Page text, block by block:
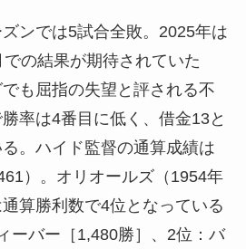
ンでは5試合全敗。2025年は
の結果が期待されていた
も屈指の失望と評される不
率は4番目に低く、借金13と
。ハイド監督の通算成績は
）。オリオールズ（1954年
算勝利数で4位となっている
ーバー［1,480勝］、2位：バ